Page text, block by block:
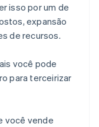
isso por um de
expansão
de recursos.
você pode
para terceirizar
você vende